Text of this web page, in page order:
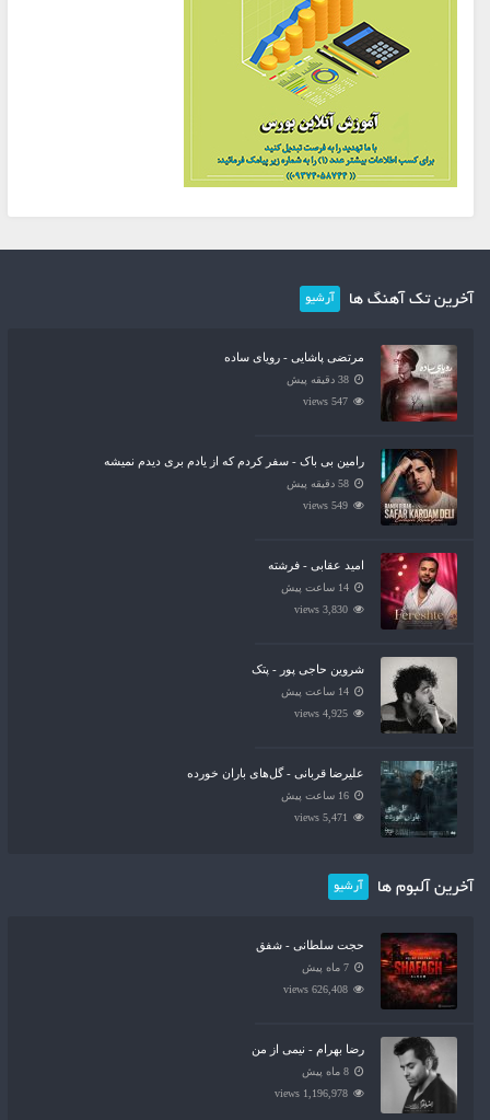
آخرین تک آهنگ ها آرشیو
مرتضی پاشایی - رویای ساده
38 دقیقه پیش
547 views
رامین بی باک - سفر کردم که از یادم بری دیدم نمیشه
58 دقیقه پیش
549 views
امید عقابی - فرشته
14 ساعت پیش
3,830 views
شروین حاجی پور - پتک
14 ساعت پیش
4,925 views
علیرضا قربانی - گل‌های باران خورده
16 ساعت پیش
5,471 views
آخرین آلبوم ها آرشیو
حجت سلطانی - شفق
7 ماه پیش
626,408 views
رضا بهرام - نیمی از من
8 ماه پیش
1,196,978 views